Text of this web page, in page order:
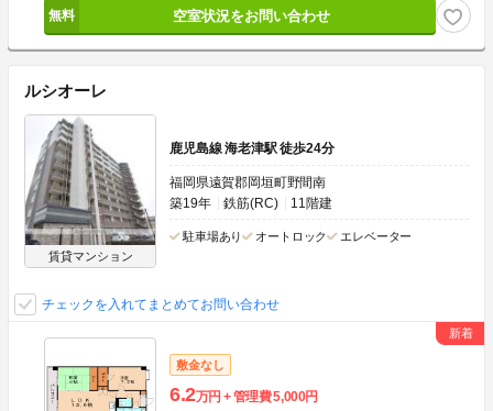
空室状況をお問い合わせ
ルシオーレ
賃貸マンション
鹿児島線 海老津駅 徒歩24分
福岡県遠賀郡岡垣町野間南
築19年
鉄筋(RC) 11階建
駐車場あり オートロック エレベーター
チェックを入れてまとめてお問い合わせ
敷金なし
6.2万円 管理費5,000円